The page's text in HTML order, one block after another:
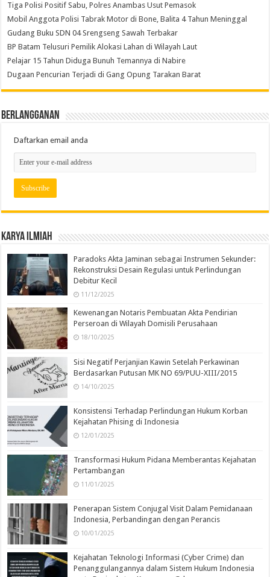
Tiga Polisi Positif Sabu, Polres Anambas Usut Pemasok
Mobil Anggota Polisi Tabrak Motor di Bone, Balita 4 Tahun Meninggal
Gudang Buku SDN 04 Srengseng Sawah Terbakar
BP Batam Telusuri Pemilik Alokasi Lahan di Wilayah Laut
Pelajar 15 Tahun Diduga Bunuh Temannya di Nabire
Dugaan Pencurian Terjadi di Gang Opung Tarakan Barat
Berlangganan
Daftarkan email anda
Karya Ilmiah
Paradoks Akta Jaminan sebagai Instrumen Sekunder:
Rekonstruksi Desain Regulasi untuk Perlindungan
Debitur Kecil
11/12/2025
Kewenangan Notaris Pembuatan Akta Pendirian
Perseroan di Wilayah Domisili Perusahaan
18/10/2025
Sisi Negatif Perjanjian Kawin Setelah Perkawinan
Berdasarkan Putusan MK NO 69/PUU-XIII/2015
14/10/2025
Konsistensi Terhadap Perlindungan Hukum Korban
Kejahatan Phising di Indonesia
12/01/2025
Transformasi Hukum Pidana Memberantas Kejahatan
Pertambangan
11/01/2025
Penerapan Sistem Conjugal Visit Dalam Pemidanaan
Indonesia, Perbandingan dengan Perancis
10/01/2025
Kejahatan Teknologi Informasi (Cyber Crime) dan
Penanggulangannya dalam Sistem Hukum Indonesia